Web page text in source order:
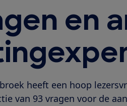
en
heeft een hoop
van 93 vragen voor de